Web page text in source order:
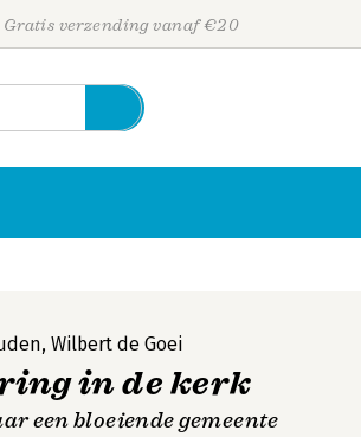
Gratis verzending vanaf €20
,Wilbert de Goei
in de kerk
een bloeiende gemeente
Personen